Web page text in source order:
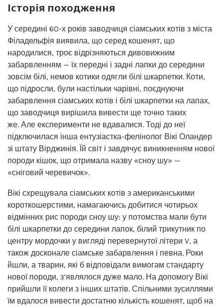
Історія походження
У середині 60-х років заводчиця сіамських котів з міста
Філадельфія виявила, що серед кошенят, що
народилися, троє відрізняються дивовижним
забарвленням — їх передні і задні лапки до середини
зовсім білі, немов котики одягли білі шкарпетки. Коти,
що підросли, були настільки чарівні, поєднуючи
забарвлення сіамських котів і білі шкарпетки на лапах,
що заводчиця вирішила вивести ще точно таких
же. Але експерименти не вдавалися. Тоді до неї
підключилася інша ентузіастка-фелінолог Вікі Оландер
зі штату Вірджинія. Їй світ і завдячує виникненням нової
породи кішок, що отримала назву «сноу шу» —
«сніговий черевичок».
Вікі схрещувала сіамських котів з американськими
короткошерстими, намагаючись добитися чотирьох
відмінних рис породи сноу шу: у потомства мали бути
білі шкарпетки до середини лапок, білий трикутник по
центру мордочки у вигляді перевернутої літери V, а
також досконале сіамське забарвлення і певна. Роки
йшли, а тварин, які б відповідали вимогам стандарту
нової породи, з’являлося дуже мало. На допомогу Вікі
прийшли її колеги з інших штатів. Спільними зусиллями
їм вдалося вивести достатню кількість кошенят, щоб на